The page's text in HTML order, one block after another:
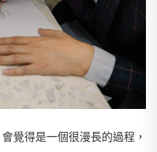
覺得是一個很漫長的過程，